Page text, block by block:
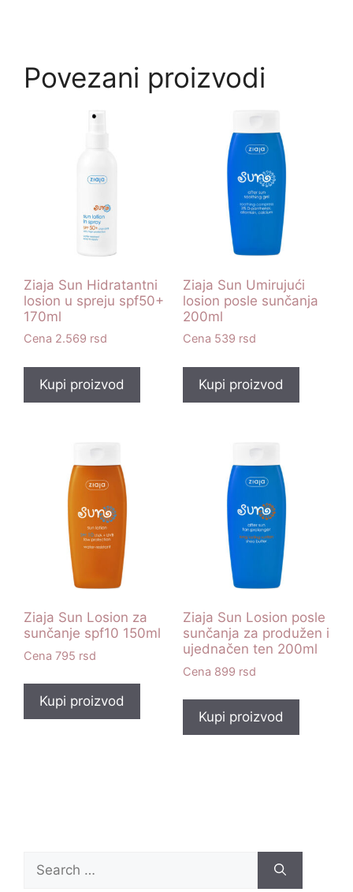
Povezani proizvodi
Ziaja Sun Hidratantni
losion u spreju spf50+
170ml
2.569 rsd
Kupi proizvod
Ziaja Sun Umirujući
losion posle sunčanja
200ml
539 rsd
Kupi proizvod
Ziaja Sun Losion za
sunčanje spf10 150ml
795 rsd
Kupi proizvod
Ziaja Sun Losion posle
sunčanja za produžen i
ujednačen ten 200ml
899 rsd
Kupi proizvod